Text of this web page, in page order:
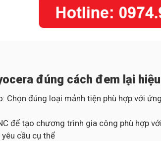
đúng cách đem lại
Chọn đúng loại mảnh tiện phù hợp với
để tạo chương trình gia công phù hợp
cầu cụ thể